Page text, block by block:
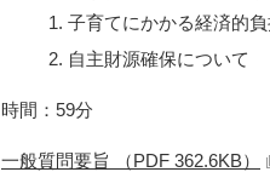
子育てにかかる経済的
自主財源確保について
時間：59分
一般質問要旨 （PDF 362.6KB）